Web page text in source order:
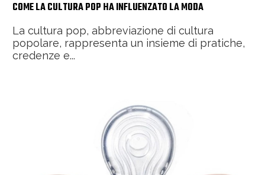
COME LA CULTURA POP HA INFLUENZATO LA MODA
La cultura pop, abbreviazione di cultura
popolare, rappresenta un insieme di pratiche,
credenze e...